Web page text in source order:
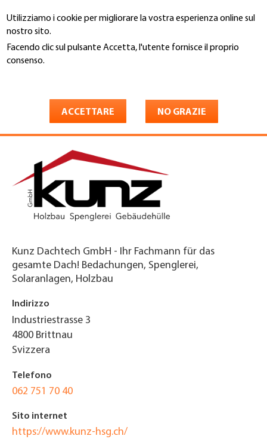
Utilizziamo i cookie per migliorare la vostra esperienza online sul
nostro sito.
Facendo clic sul pulsante Accetta, l'utente fornisce il proprio
consenso.
ACCETTARE NO GRAZIE
al
contenuto
principale
You
Gebäudehülle GmbH
Kunz Dachtech GmbH - Ihr Fachmann für das
gesamte Dach! Bedachungen, Spenglerei,
Solaranlagen, Holzbau
Indirizzo
Industriestrasse 3
4800 Brittnau
Svizzera
Telefono
062 751 70 40
Sito internet
https://www.kunz-hsg.ch/